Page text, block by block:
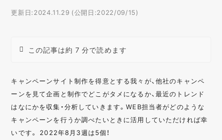
更新日:2024.11.29 (公開日:2022/09/15)
この記事は約 7 分で読めます
キャンペーンサイト制作を得意とする我々が、他社のキャンペ
ーンを見て企画と制作でどこがタメになるか、最近のトレンド
はなにかを収集・分析していきます。WEB担当者がどのような
キャンペーンを行うか調べたいときに活用していただければ幸
いです。 2022年8月3週は5個！